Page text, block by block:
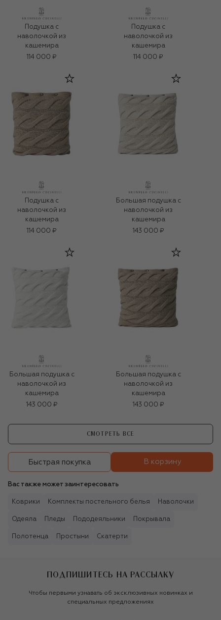
Подушка с
наволочкой из
кашемира
114 000 ₽
Подушка с
наволочкой из
кашемира
114 000 ₽
Подушка с
наволочкой из
кашемира
114 000 ₽
Большая подушка с
наволочкой из
кашемира
143 000 ₽
Большая подушка с
наволочкой из
кашемира
143 000 ₽
Большая подушка с
наволочкой из
кашемира
143 000 ₽
СМОТРЕТЬ ВСЕ
Быстрая покупка В корзину
Вас также может заинтересовать
Коврики Комплекты постельного белья Наволочки
Одеяла Пледы Пододеяльники Покрывала
Полотенца Простыни Скатерти
ПОДПИШИТЕСЬ НА РАССЫЛКУ
Чтобы первыми узнавать об эксклюзивных новинках и
специальных предложениях